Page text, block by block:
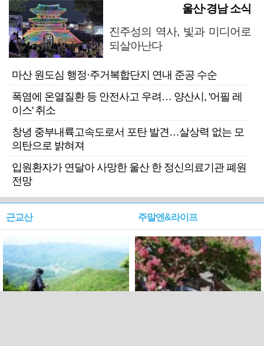
울산·경남 소식
진주성의 역사, 빛과 미디어로
되살아난다
마산 원도심 행정·주거복합단지 연내 준공 수순
폭염에 온열질환 등 안전사고 우려… 양산시, '어필 레
이스' 취소
창녕 중부내륙고속도로서 포탄 발견…살상력 없는 모
의탄으로 밝혀져
입원환자가 연달아 사망한 울산 한 정신의료기관 폐원
전망
근교산 주말엔&라이프